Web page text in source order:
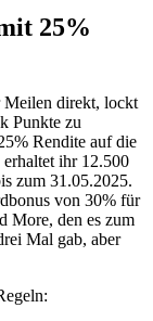
25%
Meilen direkt, lockt
Punkte zu
Rendite auf die
ihr 12.500
zum 31.05.2025.
von 30% für
More, den es zum
Mal gab, aber